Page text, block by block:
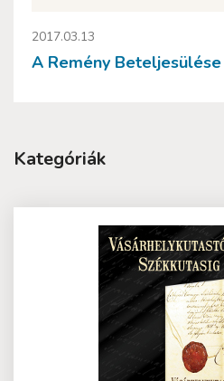
2017.03.13
A Remény
Kategóriák